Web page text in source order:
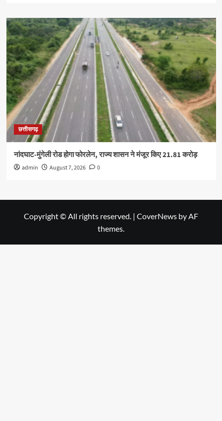
छत्तीसगढ़
नांदघाट-मुंगेली रोड होगा फोरलेन, राज्य शासन ने मंजूर किए 21.81 करोड़
admin August 7, 2026 0
Copyright © All rights reserved. | CoverNews by AF
themes.